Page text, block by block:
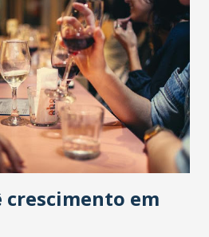
crescimento em